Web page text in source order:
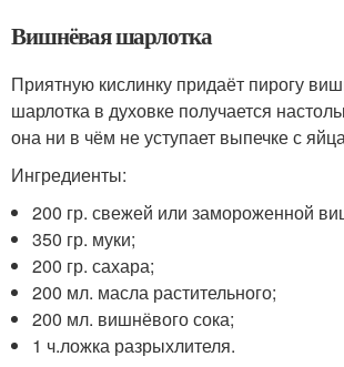
Вишнёвая шарлотка
Приятную кислинку придаёт пирогу
шарлотка в духовке получается
она ни в чём не уступает выпечке с
Ингредиенты:
200 гр. свежей или замороженной
350 гр. муки;
200 гр. сахара;
200 мл. масла растительного;
200 мл. вишнёвого сока;
1 ч.ложка разрыхлителя.